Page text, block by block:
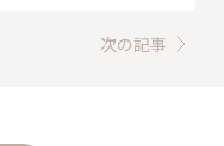
次の記事